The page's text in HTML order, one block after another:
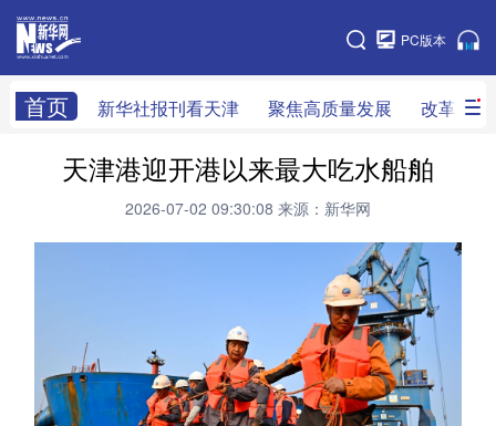
PC版本
首页 新华社报刊看天津 聚焦高质量发展 改革开放
网站地图
新华社看天津 新华V访谈 做一天同事
改革开放
乡村振兴 法治社会
教育视窗 医卫康养 文旅消费
新华影像
天津港迎开港以来最大吃水船舶
2026-07-02 09:30:08 来源：新华网